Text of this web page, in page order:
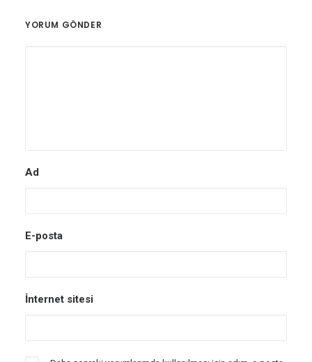
YORUM GÖNDER
Ad
E-posta
İnternet sitesi